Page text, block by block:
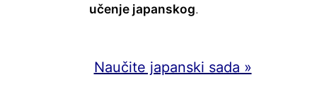
učenje japanskog.
Naučite japanski sada »